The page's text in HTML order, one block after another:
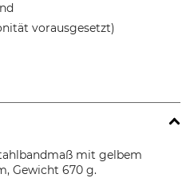
vorausgesetzt)
mit gelbem
Gewicht 670 g.